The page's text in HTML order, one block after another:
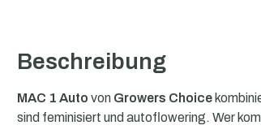
Beschreibung
MAC 1 Auto von Growers Choice
sind feminisiert und autoflowering. Wer